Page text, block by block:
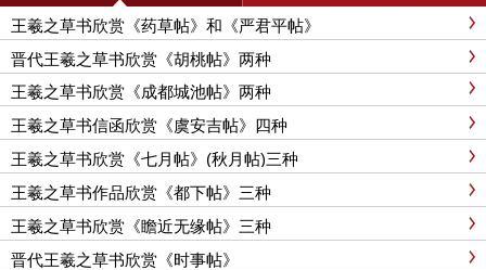
王羲之草书欣赏《药草帖》和《严君平帖》
晋代王羲之草书欣赏《胡桃帖》两种
王羲之草书欣赏《成都城池帖》两种
王羲之草书信函欣赏《虞安吉帖》四种
王羲之草书欣赏《七月帖》(秋月帖)三种
王羲之草书作品欣赏《都下帖》三种
王羲之草书欣赏《瞻近无缘帖》三种
晋代王羲之草书欣赏《时事帖》